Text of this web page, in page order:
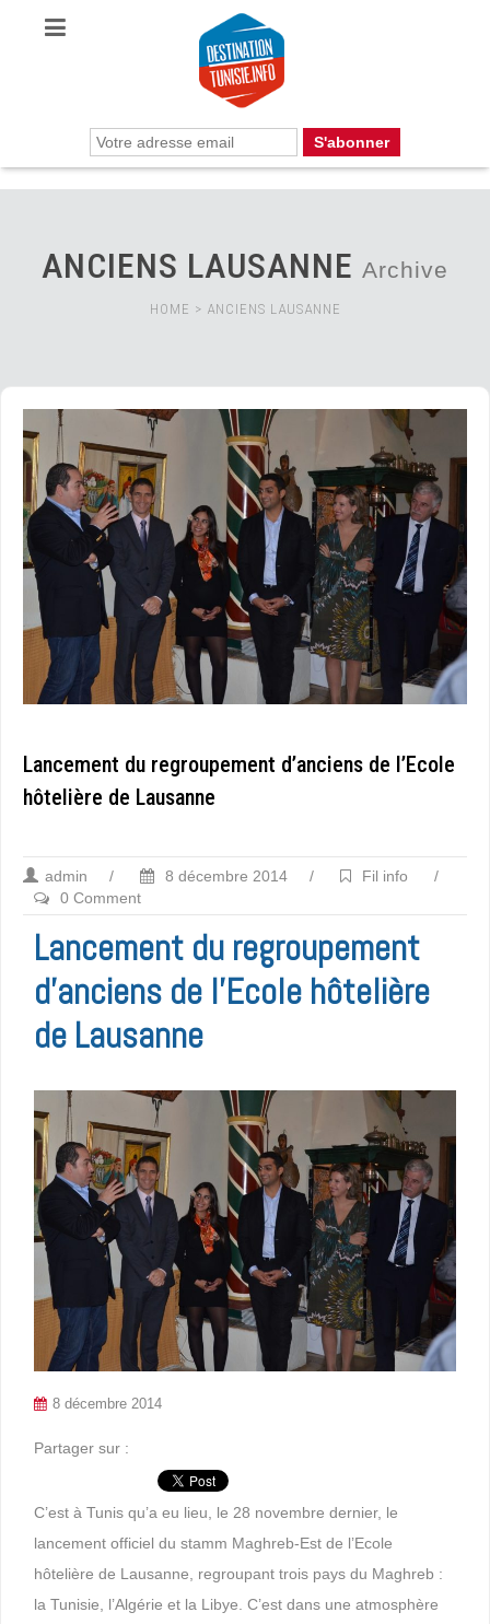
ANCIENS LAUSANNE Archive
HOME > ANCIENS LAUSANNE
Lancement du regroupement d’anciens de l’Ecole
hôtelière de Lausanne
admin / 8 décembre 2014 / Fil info
/
0 Comment
Lancement du regroupement
d’anciens de l’Ecole hôtelière
de Lausanne
8 décembre 2014
Partager sur :
C’est à Tunis qu’a eu lieu, le 28 novembre dernier, le
lancement officiel du stamm Maghreb-Est de l’Ecole
hôtelière de Lausanne, regroupant trois pays du Maghreb :
la Tunisie, l’Algérie et la Libye. C’est dans une atmosphère